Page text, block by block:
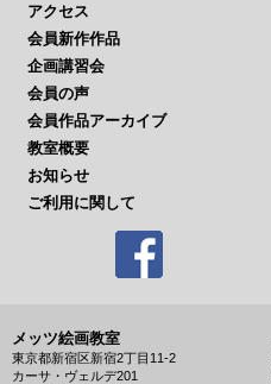
アクセス
会員新作作品
企画講習会
会員の声
会員作品アーカイブ
教室概要
お知らせ
ご利用に関して
メッツ絵画教室
東京都新宿区新宿2丁目11-2
カーサ・ヴェルデ201